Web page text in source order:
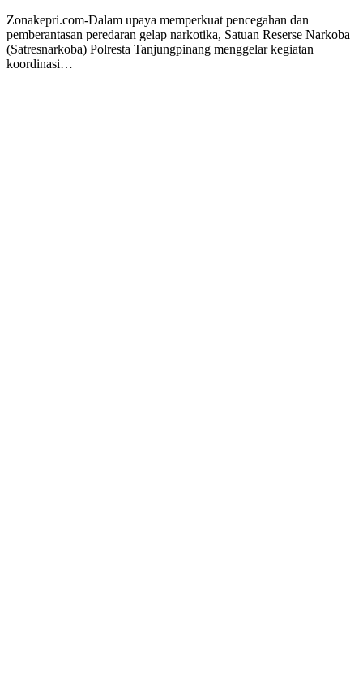
Zonakepri.com-Dalam upaya memperkuat pencegahan dan
pemberantasan peredaran gelap narkotika, Satuan Reserse Narkoba
(Satresnarkoba) Polresta Tanjungpinang menggelar kegiatan
koordinasi…